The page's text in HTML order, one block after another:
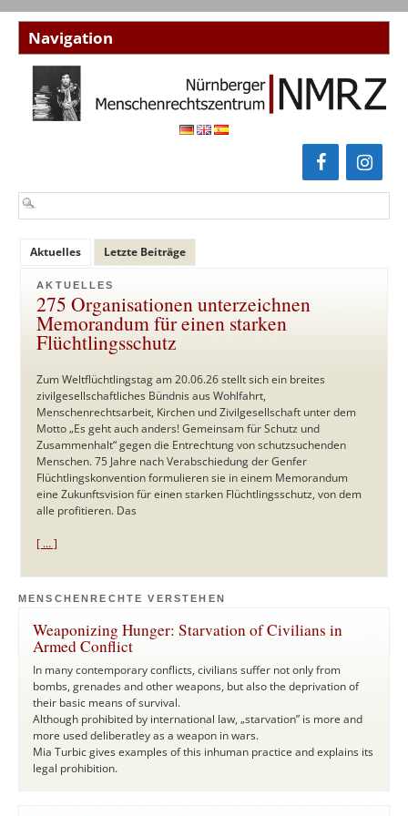
Aktuelles Letzte Beiträge
AKTUELLES
275 Organisationen unterzeichnen
Memorandum für einen starken
Flüchtlingsschutz
Zum Weltflüchtlingstag am 20.06.26 stellt sich ein breites
zivilgesellschaftliches Bündnis aus Wohlfahrt,
Menschenrechtsarbeit, Kirchen und Zivilgesellschaft unter dem
Motto „Es geht auch anders! Gemeinsam für Schutz und
Zusammenhalt“ gegen die Entrechtung von schutzsuchenden
Menschen. 75 Jahre nach Verabschiedung der Genfer
Flüchtlingskonvention formulieren sie in einem Memorandum
eine Zukunftsvision für einen starken Flüchtlingsschutz, von dem
alle profitieren. Das
[ … ]
MENSCHENRECHTE VERSTEHEN
Weaponizing Hunger: Starvation of Civilians in
Armed Conflict
In many contemporary conflicts, civilians suffer not only from
bombs, grenades and other weapons, but also the deprivation of
their basic means of survival.
Although prohibited by international law, „starvation” is more and
more used deliberatley as a weapon in wars.
Mia Turbic gives examples of this inhuman practice and explains its
legal prohibition.